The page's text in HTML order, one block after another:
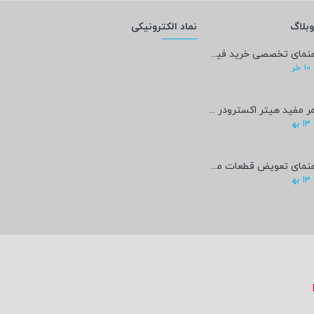
راهنمای تخصصی خرید فیلامنت PEEK؛ پادشاه پرینت سه‌بعدی صنعتی و پزشکی + مشخصات فنی
10 خر
عمر مفید هیتر اکسترودر پرینتر سه‌بعدی چقدر است؟
13 به‍
راهنمای تعویض قطعات مصرفی پرینتر سه‌بعدی
13 به‍
نماد الکترونیکی